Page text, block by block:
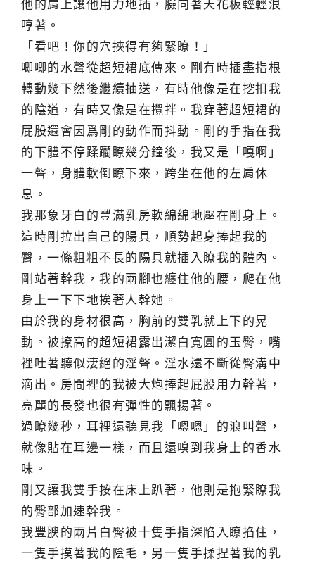
他的肩上讓他用力地插，臉向著天花板輕輕浪
哼著。
「看吧！你的穴挾得有夠緊瞭！」
唧唧的水聲從超短裙底傳來。剛有時插盡指根
轉動幾下然後繼續抽送，有時他像是在挖扣我
的陰道，有時又像是在攪拌。我穿著超短裙的
屁股還會因爲剛的動作而抖動。剛的手指在我
的下體不停蹂躪瞭幾分鐘後，我又是「嘎啊」
一聲，身體軟倒瞭下來，跨坐在他的左肩休
息。
我那象牙白的豐滿乳房軟綿綿地壓在剛身上。
這時剛拉出自己的陽具，順勢起身捧起我的
臀，一條粗粗不長的陽具就插入瞭我的體內。
剛站著幹我，我的兩腳也纏住他的腰，爬在他
身上一下下地挨著人幹她。
由於我的身材很高，胸前的雙乳就上下的晃
動。被撩高的超短裙露出潔白寬圓的玉臀，嘴
裡吐著聽似淒絕的淫聲。淫水還不斷從臀溝中
滴出。房間裡的我被大炮捧起屁股用力幹著，
亮麗的長發也很有彈性的飄揚著。
過瞭幾秒，耳裡還聽見我「嗯嗯」的浪叫聲，
就像貼在耳邊一樣，而且還嗅到我身上的香水
味。
剛又讓我雙手按在床上趴著，他則是抱緊瞭我
的臀部加速幹我。
我豐腴的兩片白臀被十隻手指深陷入瞭掐住，
一隻手摸著我的陰毛，另一隻手揉捏著我的乳